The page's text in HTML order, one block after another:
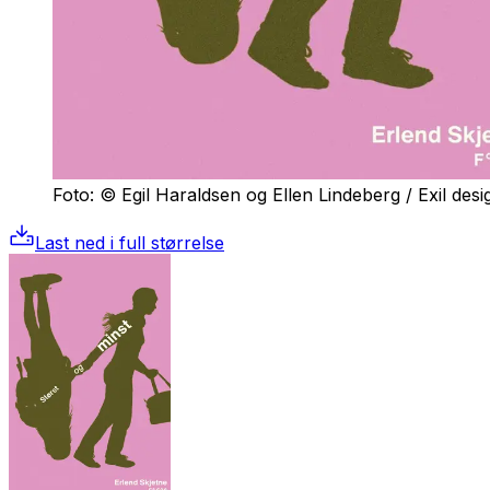
Foto: © Egil Haraldsen og Ellen Lindeberg / Exil
Last ned i full størrelse